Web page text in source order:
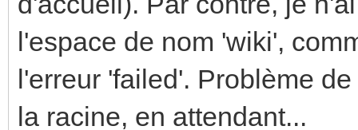
l'espace de nom 'wiki',
l'erreur 'failed'. Problème
la racine, en attendant...